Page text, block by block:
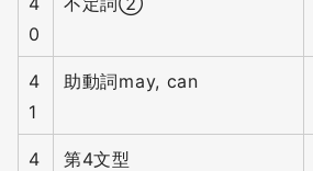
0
4
1
助動詞may, can
4
第4文型